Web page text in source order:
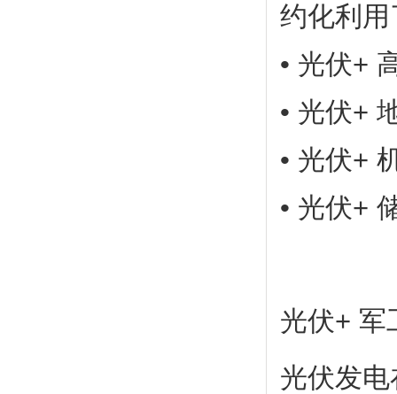
约化利
• 光伏+
• 光伏+
• 光伏+
• 光伏+
光伏+ 军
光伏发